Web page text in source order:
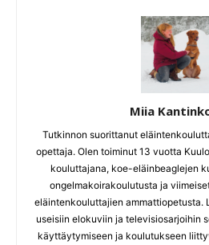
Miia
Tutkinnon suorittanut
opettaja. Olen toiminut 13 vuotta
kouluttajana, koe-eläinbeaglejen
ongelmakoirakoulutusta ja
eläintenkouluttajien ammattiopetusta.
useisiin elokuviin ja televisiosarjoihin
käyttäytymiseen ja koulutukseen